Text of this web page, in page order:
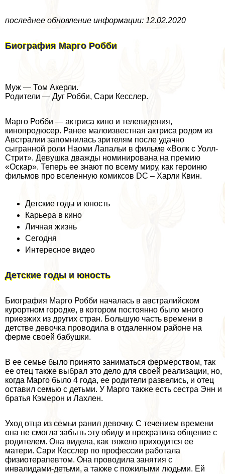
последнее обновление информации: 12.02.2020
Биография Марго Робби
Муж — Том Акерли.
Родители — Дуг Робби, Сари Кесслер.
Марго Робби — актриса кино и телевидения,
кинопродюсер. Ранее малоизвестная актриса родом из
Австралии запомнилась зрителям после удачно
сыгранной роли Наоми Лапальи в фильме «Волк с Уолл-
Стрит». Девушка дважды номинирована на премию
«Оскар». Теперь ее знают по всему миру, как героиню
фильмов про вселенную комиксов DC – Харли Квин.
Детские годы и юность
Карьера в кино
Личная жизнь
Сегодня
Интересное видео
Детские годы и юность
Биография Марго Робби началась в австралийском
курортном городке, в котором постоянно было много
приезжих из других стран. Большую часть времени в
детстве дeвoчка проводила в отдаленном районе на
ферме своей бабушки.
В ее семье было принято заниматься фермерством, так
ее отец также выбрал это дело для своей реализации, но,
когда Марго было 4 года, ее родители развелись, и отец
оставил семью с детьми. У Марго также есть сестра Энн и
братья Кэмерон и Лахлен.
Уход отца из семьи ранил дeвoчку. С течением времени
она не смогла забыть эту обиду и прекратила общение с
родителем. Она видела, как тяжело приходится ее
матери. Сари Кесслер по профессии работала
физиотерапевтом. Она проводила занятия с
инвалидами-детьми, а также с пожилыми людьми. Ей